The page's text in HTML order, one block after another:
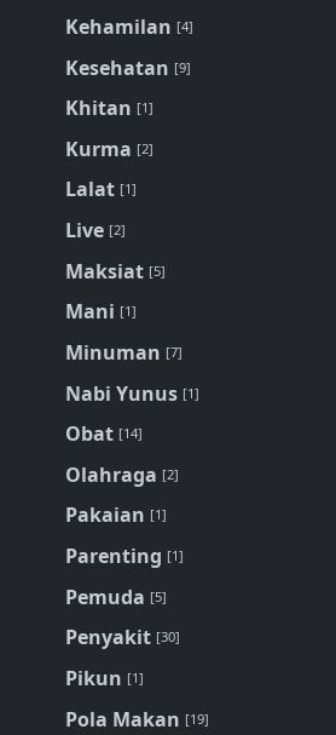
Kehamilan [4]
Kesehatan [9]
Khitan [1]
Kurma [2]
Lalat [1]
Live [2]
Maksiat [5]
Mani [1]
Minuman [7]
Nabi Yunus [1]
Obat [14]
Olahraga [2]
Pakaian [1]
Parenting [1]
Pemuda [5]
Penyakit [30]
Pikun [1]
Pola Makan [19]